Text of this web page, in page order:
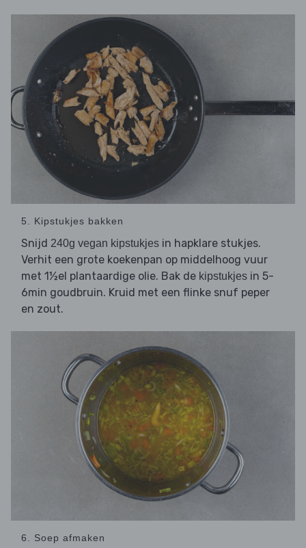
5. Kipstukjes bakken
Snijd 240g vegan kipstukjes in hapklare stukjes.
Verhit een grote koekenpan op middelhoog vuur
met 1½el plantaardige olie. Bak de kipstukjes in 5-
6min goudbruin. Kruid met een flinke snuf peper
en zout.
6. Soep afmaken